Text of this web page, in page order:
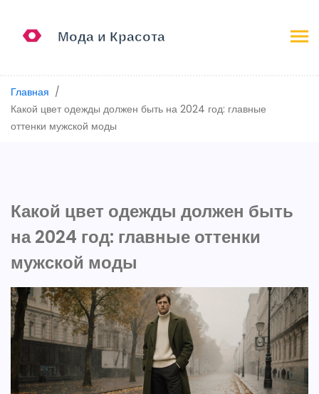
Главная
Какой цвет одежды должен быть на 2024 год: главные
оттенки мужской моды
Какой цвет одежды должен быть
на 2024 год: главные оттенки
мужской моды